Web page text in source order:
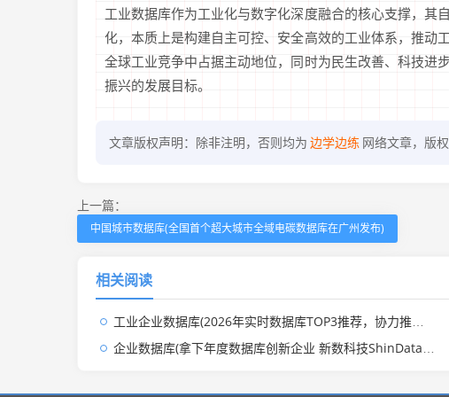
工业数据库作为工业化与数字化深度融合的核心支撑，其
化，本质上是构建自主可控、安全高效的工业体系，推动
全球工业竞争中占据主动地位，同时为民生改善、科技进
振兴的发展目标。
文章版权声明：除非注明，否则均为 边学边练 网络文章，版
上一篇：
中国城市数据库(全国首个超大城市全域电碳数据库在广州发布)
相关阅读
工业企业数据库(2026年实时数据库TOP3推荐，协力推动工业数字化发展)
企业数据库(拿下年度数据库创新企业 新数科技ShinData三阶段发展路径创新变革)